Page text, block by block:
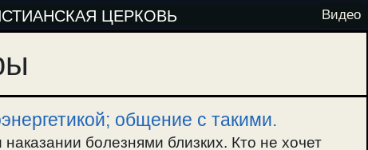
ЦЕРКОВЬ Видео
общение с такими.
болезнями близких. Кто не хочет